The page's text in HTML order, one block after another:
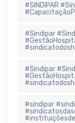
#SINDIPAR
#Sindipar
#Sindipar
#sindipar